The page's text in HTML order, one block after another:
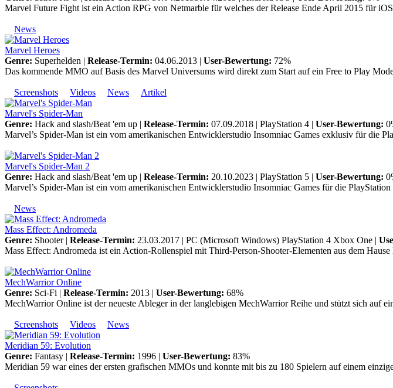
Marvel Future Fight ist ein Action RPG von Netmarble für welches der Release Ende April 2015 für
News
Marvel Heroes
Genre: Superhelden | Release-Termin: 04.06.2013 | User-Bewertung: 72%
Das kommende MMO auf Basis des Marvel Universums wird direkt zum Start auf ein Free to Play
Screenshots Videos News Artikel
Marvel's Spider-Man
Genre: Hack and slash/Beat 'em up | Release-Termin: 07.09.2018 | PlayStation 4 | User-Bewertung:
Marvel’s Spider-Man ist ein vom amerikanischen Entwicklerstudio Insomniac Games exklusiv für die
Marvel's Spider-Man 2
Genre: Hack and slash/Beat 'em up | Release-Termin: 20.10.2023 | PlayStation 5 | User-Bewertung:
Marvel’s Spider-Man ist ein vom amerikanischen Entwicklerstudio Insomniac Games für die
News
Mass Effect: Andromeda
Genre: Shooter | Release-Termin: 23.03.2017 | PC (Microsoft Windows) PlayStation 4 Xbox One |
Mass Effect: Andromeda ist ein Action-Rollenspiel mit Third-Person-Shooter-Elementen aus dem
MechWarrior Online
Genre: Sci-Fi | Release-Termin: 2013 | User-Bewertung: 68%
MechWarrior Online ist der neueste Ableger in der langlebigen MechWarrior Reihe und stützt sich auf
Screenshots Videos News
Meridian 59: Evolution
Genre: Fantasy | Release-Termin: 1996 | User-Bewertung: 83%
Meridian 59 war eines der ersten grafischen MMOs und konnte mit bis zu 180 Spielern auf einem